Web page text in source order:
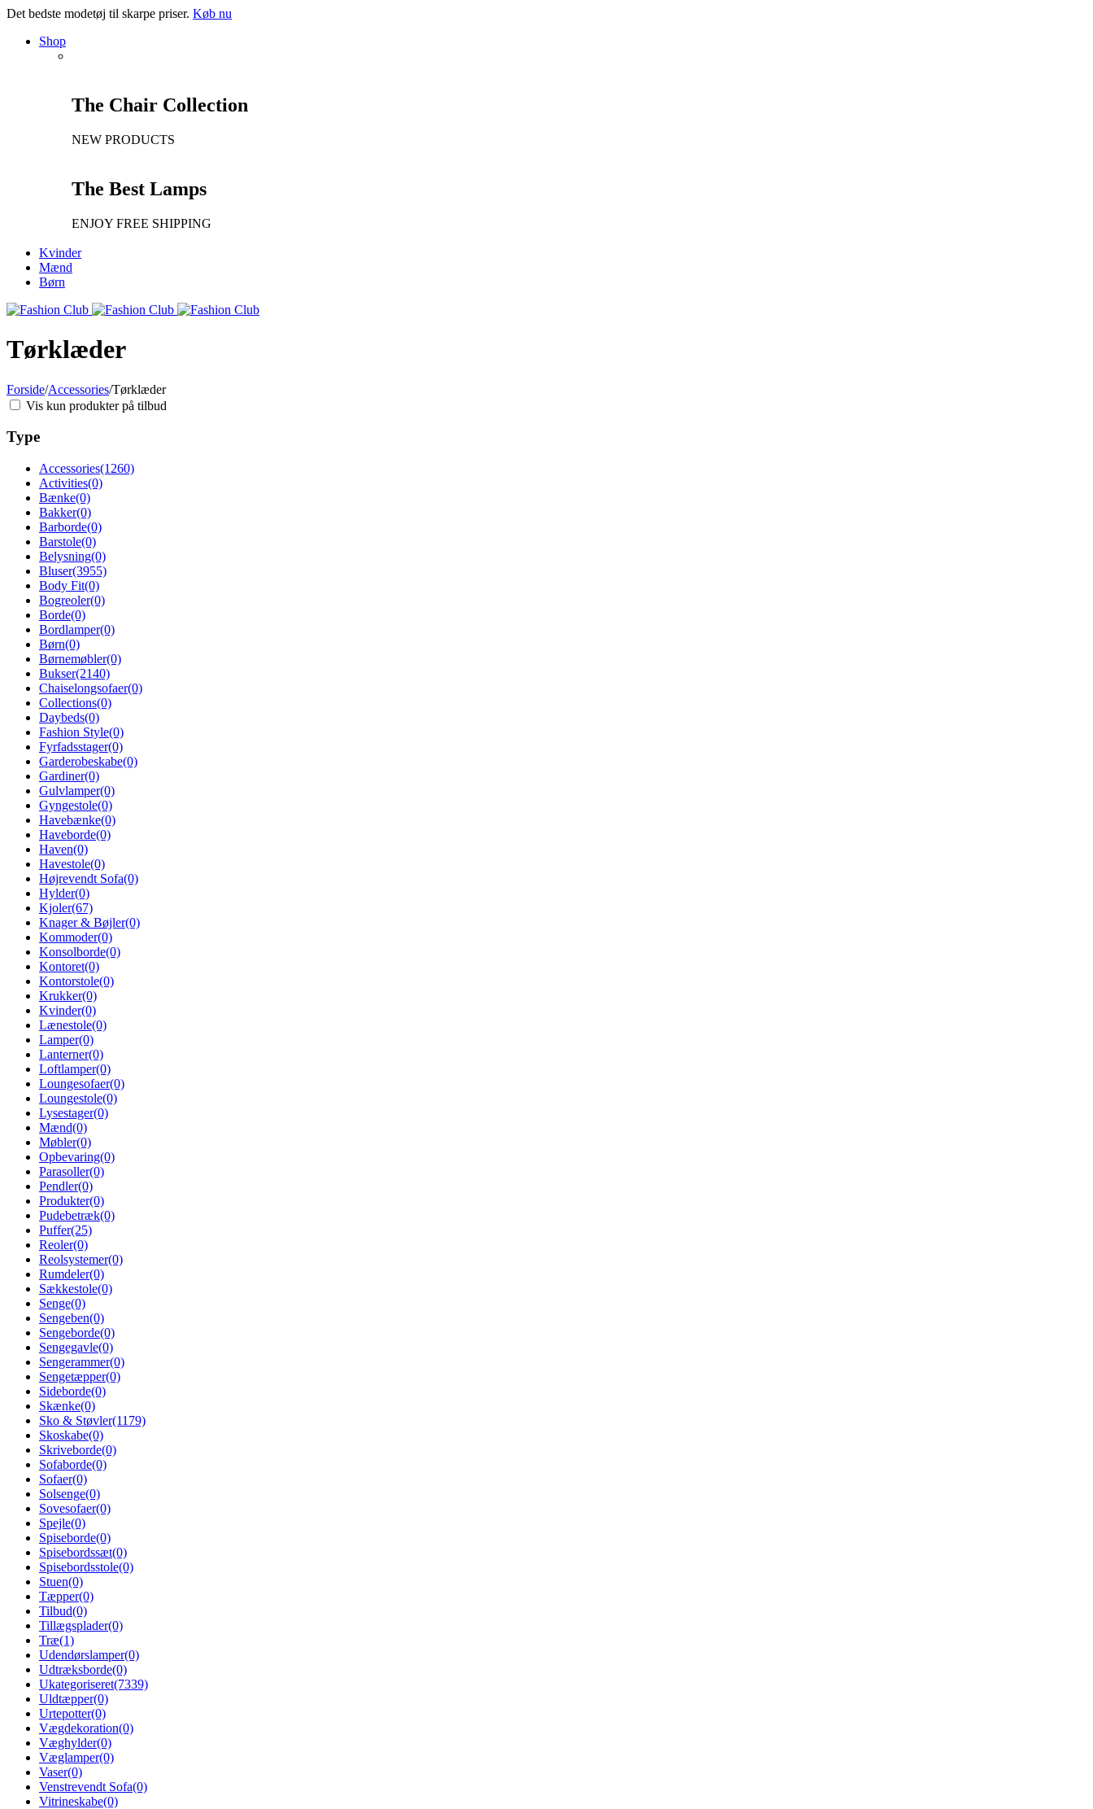
Det bedste modetøj til skarpe priser. Køb nu
Shop
The Chair Collection
NEW PRODUCTS
The Best Lamps
ENJOY FREE SHIPPING
Kvinder
Mænd
Børn
Tørklæder
Forside/Accessories/Tørklæder
Vis kun produkter på tilbud
Type
Accessories(1260)
Activities(0)
Bænke(0)
Bakker(0)
Barborde(0)
Barstole(0)
Belysning(0)
Bluser(3955)
Body Fit(0)
Bogreoler(0)
Borde(0)
Bordlamper(0)
Børn(0)
Børnemøbler(0)
Bukser(2140)
Chaiselongsofaer(0)
Collections(0)
Daybeds(0)
Fashion Style(0)
Fyrfadsstager(0)
Garderobeskabe(0)
Gardiner(0)
Gulvlamper(0)
Gyngestole(0)
Havebænke(0)
Haveborde(0)
Haven(0)
Havestole(0)
Højrevendt Sofa(0)
Hylder(0)
Kjoler(67)
Knager & Bøjler(0)
Kommoder(0)
Konsolborde(0)
Kontoret(0)
Kontorstole(0)
Krukker(0)
Kvinder(0)
Lænestole(0)
Lamper(0)
Lanterner(0)
Loftlamper(0)
Loungesofaer(0)
Loungestole(0)
Lysestager(0)
Mænd(0)
Møbler(0)
Opbevaring(0)
Parasoller(0)
Pendler(0)
Produkter(0)
Pudebetræk(0)
Puffer(25)
Reoler(0)
Reolsystemer(0)
Rumdeler(0)
Sækkestole(0)
Senge(0)
Sengeben(0)
Sengeborde(0)
Sengegavle(0)
Sengerammer(0)
Sengetæpper(0)
Sideborde(0)
Skænke(0)
Sko & Støvler(1179)
Skoskabe(0)
Skriveborde(0)
Sofaborde(0)
Sofaer(0)
Solsenge(0)
Sovesofaer(0)
Spejle(0)
Spiseborde(0)
Spisebordssæt(0)
Spisebordsstole(0)
Stuen(0)
Tæpper(0)
Tilbud(0)
Tillægsplader(0)
Træ(1)
Udendørslamper(0)
Udtræksborde(0)
Ukategoriseret(7339)
Uldtæpper(0)
Urtepotter(0)
Vægdekoration(0)
Væghylder(0)
Væglamper(0)
Vaser(0)
Venstrevendt Sofa(0)
Vitrineskabe(0)